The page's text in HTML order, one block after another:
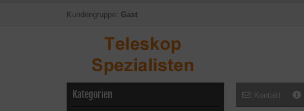
Kundengruppe: Gast
Kontakt
Kategorien